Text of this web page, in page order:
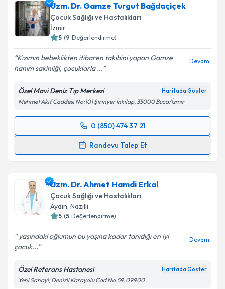
E-posta Adresiniz
Kişisel verilerimin işlenmesine ilişkinAydınlatma
Metni'ni okudum ve kişisel verilerimin belirtilen
Uzm. Dr. Gamze Turgut Bağdaçiçek
Çocuk Sağlığı ve Hastalıkları
İzmir
5 (9 Değerlendirme)
Kızımın bebeklikten itibaren takibini yapan Gamze
hanım sakinliği, çocuklarla ...
Devamı
Özel Mavi Deniz Tıp Merkezi Haritada Göster
Mehmet Akif Caddesi No:101 Şirinyer İnkılap, 35000 Buca/İzmir
0 (850) 474 37 21
Randevu Talep Et
Randevu Takvimi Talebi
almanız için bir takvim hazırlandığında e-posta ile
bilgilendireceğiz.
E-posta Adresiniz
Metni'ni okudum ve kişisel verilerimin belirtilen
kapsamda işlenmesini kabul ediyorum.
Uzm. Dr. Ahmet Hamdi Erkal
Çocuk Sağlığı ve Hastalıkları
Aydın, Nazilli
5 (5 Değerlendirme)
yaşındaki oğlumun bu yaşına kadar tanıdığı en iyi
çocuk...
Devamı
Özel Referans Hastanesi Haritada Göster
Yeni Sanayi, Denizli Karayolu Cad No:59, 09900